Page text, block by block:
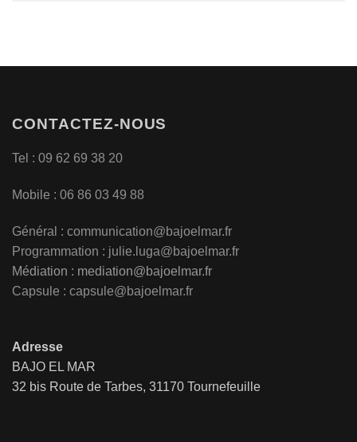
CONTACTEZ-NOUS
Tel : 09 62 69 38 20
Mobile : 06 86 03 49 88
Général : communication@bajoelmar.fr
Programmation : julie.luga@bajoelmar.fr
Médiation : mediation@bajoelmar.fr
Capsule : capsule@bajoelmar.fr
Adresse
BAJO EL MAR
32 bis Route de Tarbes, 31170 Tournefeuille